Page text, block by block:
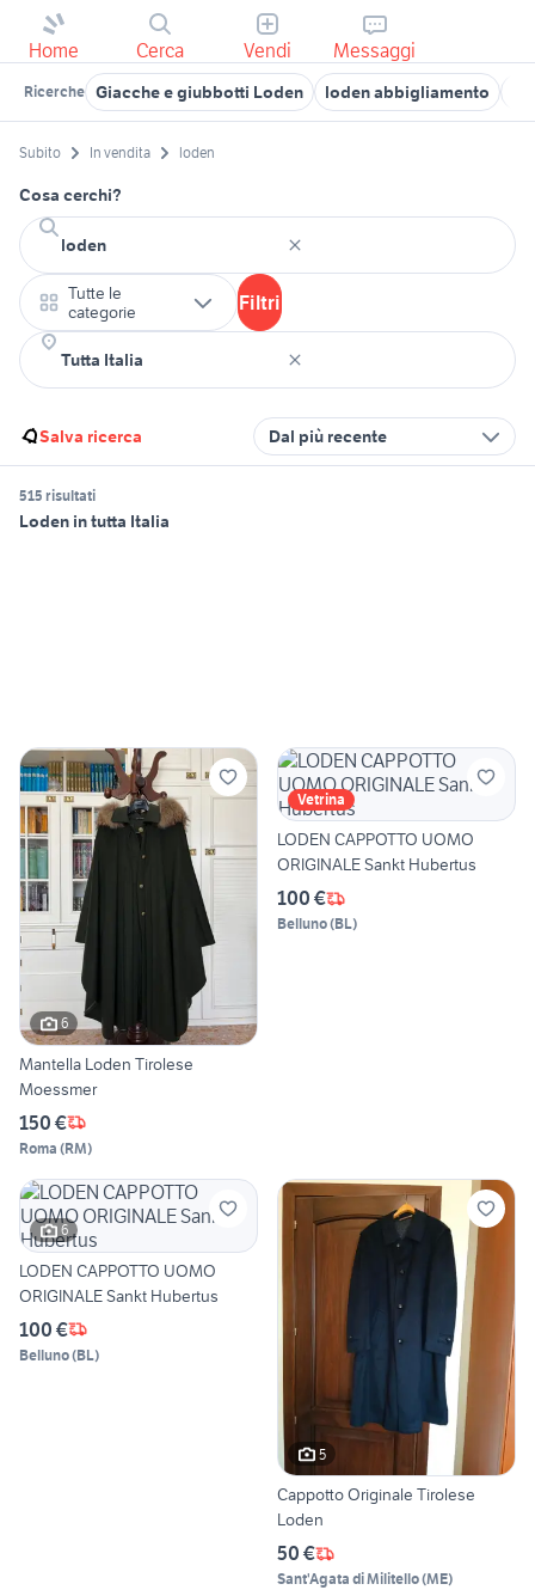
Home Cerca Vendi Messaggi
Ricerche Giacche e giubbotti Loden loden abbigliamento
Subito In vendita loden
Cosa cerchi?
Tutte le
categorie
Filtri
Salva ricerca Dal più recente
515 risultati
Loden in tutta Italia
6
Mantella Loden Tirolese
Moessmer
150 €
Roma (RM)
Vetrina
LODEN CAPPOTTO UOMO
ORIGINALE Sankt Hubertus
100 €
Belluno(BL)
6
LODEN CAPPOTTO UOMO
ORIGINALE Sankt Hubertus
100 €
Belluno(BL)
5
Cappotto Originale Tirolese
Loden
50 €
Sant'Agata di Militello(ME)